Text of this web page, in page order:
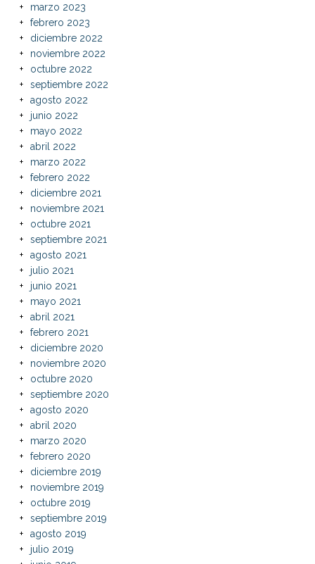
marzo 2023
febrero 2023
diciembre 2022
noviembre 2022
octubre 2022
septiembre 2022
agosto 2022
junio 2022
mayo 2022
abril 2022
marzo 2022
febrero 2022
diciembre 2021
noviembre 2021
octubre 2021
septiembre 2021
agosto 2021
julio 2021
junio 2021
mayo 2021
abril 2021
febrero 2021
diciembre 2020
noviembre 2020
octubre 2020
septiembre 2020
agosto 2020
abril 2020
marzo 2020
febrero 2020
diciembre 2019
noviembre 2019
octubre 2019
septiembre 2019
agosto 2019
julio 2019